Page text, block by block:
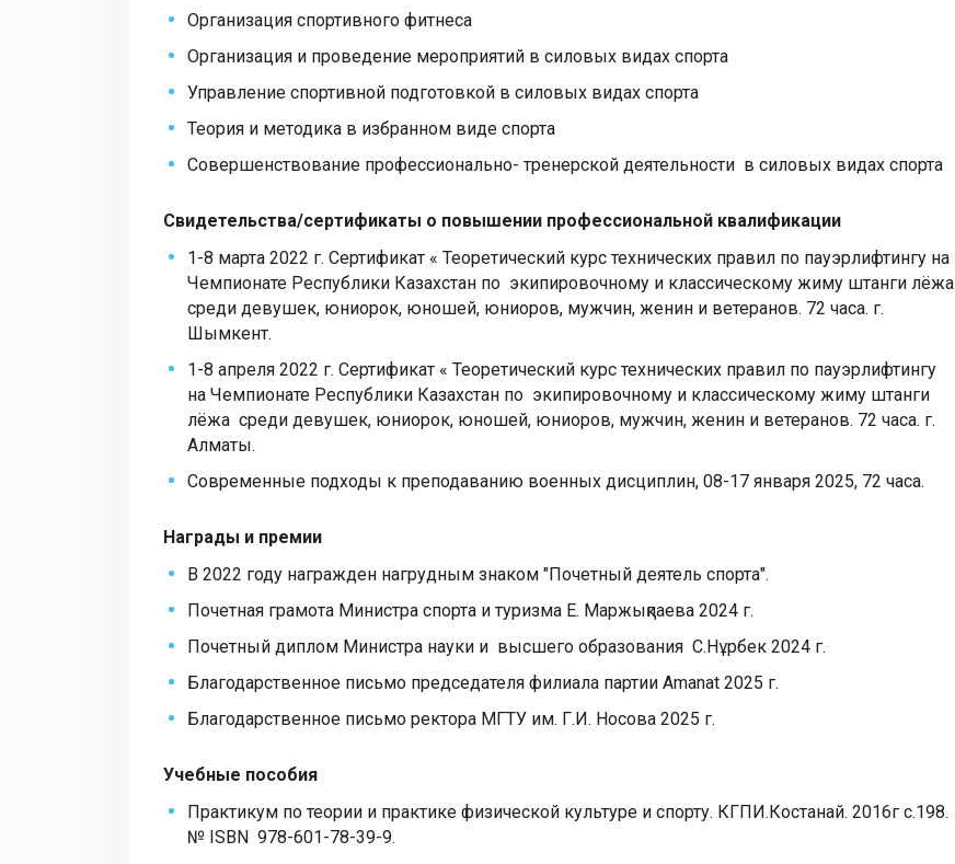
Организация спортивного фитнеса
Организация и проведение мероприятий в силовых видах спорта
Управление спортивной подготовкой в силовых видах спорта
Теория и методика в избранном виде спорта
Совершенствование профессионально- тренерской деятельности в силовых видах спорта
Свидетельства/сертификаты о повышении профессиональной квалификации
1-8 марта 2022 г. Сертификат « Теоретический курс технических правил по пауэрлифтингу на
Чемпионате Республики Казахстан по экипировочному и классическому жиму штанги лёжа
среди девушек, юниорок, юношей, юниоров, мужчин, женин и ветеранов. 72 часа. г.
Шымкент.
1-8 апреля 2022 г. Сертификат « Теоретический курс технических правил по пауэрлифтингу
на Чемпионате Республики Казахстан по экипировочному и классическому жиму штанги
лёжа среди девушек, юниорок, юношей, юниоров, мужчин, женин и ветеранов. 72 часа. г.
Алматы.
Современные подходы к преподаванию военных дисциплин, 08-17 января 2025, 72 часа.
Награды и премии
В 2022 году награжден нагрудным знаком "Почетный деятель спорта".
Почетная грамота Министра спорта и туризма Е. Маржықпаева 2024 г.
Почетный диплом Министра науки и высшего образования С.Нұрбек 2024 г.
Благодарственное письмо председателя филиала партии Amanat 2025 г.
Благодарственное письмо ректора МГТУ им. Г.И. Носова 2025 г.
Учебные пособия
Практикум по теории и практике физической культуре и спорту. КГПИ.Костанай. 2016г с.198.
№ ISBN 978-601-78-39-9.